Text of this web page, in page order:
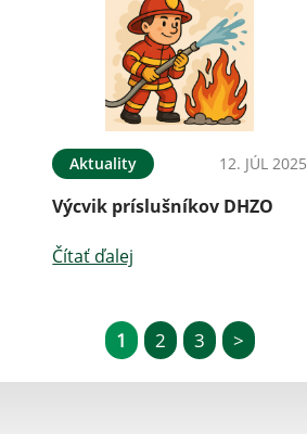
Aktuality 12. JÚL 2025
Výcvik príslušníkov DHZO
Čítať ďalej
1 2 3 >